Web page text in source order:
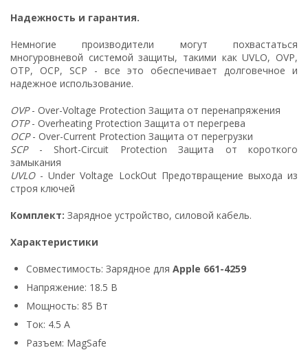
Надежность и гарантия.
Немногие производители могут похвастаться
многуровневой системой защиты, такими как UVLO, OVP,
OTP, OCP, SCP - все это обеспечивает долговечное и
надежное использование.
OVP- Over-Voltage Protection Защита от перенапряжения
OTP- Overheating Protection Защита от перегрева
OCP- Over-Current Protection Защита от перегрузки
SCP- Short-Circuit Protection Защита от короткого
замыкания
UVLO- Under Voltage LockOut Предотвращение выхода из
строя ключей
Комплект: Зарядное устройство, силовой кабель.
Характеристики
Совместимость: Зарядное для Apple 661-4259
Напряжение: 18.5 В
Мощность: 85 Вт
Ток: 4.5 А
Разъем: MagSafe